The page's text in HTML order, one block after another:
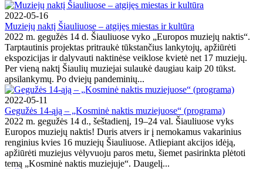
2022-05-16
Muziejų naktį Šiauliuose – atgijęs miestas ir kultūra
2022 m. gegužės 14 d. Šiauliuose vyko „Europos muziejų naktis“.
Tarptautinis projektas pritraukė tūkstančius lankytojų, apžiūrėti
ekspozicijas ir dalyvauti naktinėse veiklose kvietė net 17 muziejų.
Per vieną naktį Šiaulių muziejai sulaukė daugiau kaip 20 tūkst.
apsilankymų. Po dviejų pandeminių...
2022-05-11
Gegužės 14-ąją – „Kosminė naktis muziejuose“ (programa)
2022 m. gegužės 14 d., šeštadienį, 19–24 val. Šiauliuose vyks
Europos muziejų naktis! Duris atvers ir į nemokamus vakarinius
renginius kvies 16 muziejų Šiauliuose. Atliepiant akcijos idėją,
apžiūrėti muziejus vėlyvuoju paros metu, šiemet pasirinkta plėtoti
temą „Kosminė naktis muziejuje“. Daugelį...